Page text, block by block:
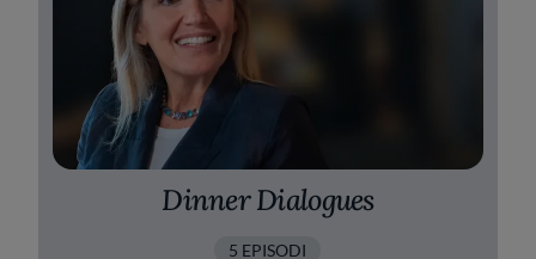
Dinner Dialogues
5 EPISODI